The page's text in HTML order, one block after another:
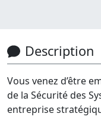
Description
Vous venez d’être
de la Sécurité des
entreprise